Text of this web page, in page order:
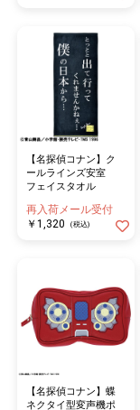
【名探偵コナン】ク
ールラインズ安室
フェイスタオル
再入荷メール受付
￥1,320
(税込)
【名探偵コナン】蝶
ネクタイ型変声機ポ